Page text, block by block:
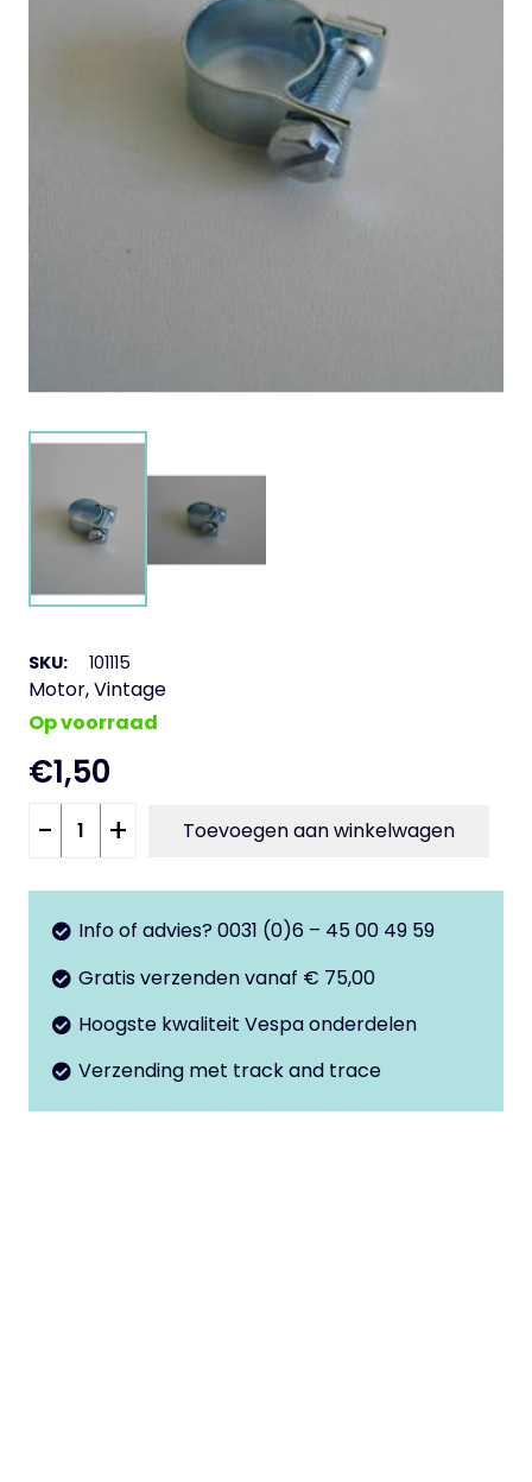
SKU: 101115
Motor,Vintage
Op voorraad
€1,50
benzine
slang
aantal
- + Toevoegen aan winkelwagen
Info of advies? 0031 (0)6 – 45 00 49 59
Gratis verzenden vanaf € 75,00
Hoogste kwaliteit Vespa onderdelen
Verzending met track and trace